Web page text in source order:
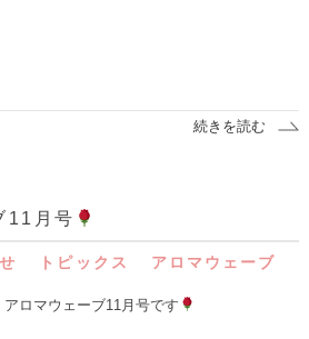
続きを読む
11月号
トピックス アロマウェーブ
アロマウェーブ11月号です